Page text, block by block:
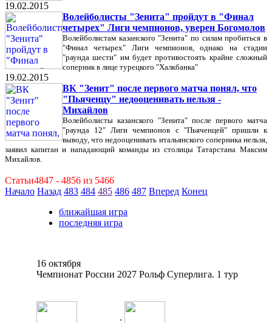
19.02.2015
Волейболисты "Зенита" пройдут в "Финал
четырех" Лиги чемпионов, уверен Богомолов
Волейболистам казанского "Зенита" по силам пробиться в
"Финал четырех" Лиги чемпионов, однако на стадии
"раунда шести" им будет противостоять крайне сложный
соперник в лице турецкого "Халкбанка"
19.02.2015
ВК "Зенит" после первого матча понял, что
"Пьяченцу" недооценивать нельзя -
Михайлов
Волейболисты казанского "Зенита" после первого матча
"раунда 12" Лиги чемпионов с "Пьяченцей" пришли к
выводу, что недооценивать итальянского соперника нельзя,
заявил капитан и нападающий команды из столицы Татарстана Максим
Михайлов.
Статьи4847 - 4856 из 5466
Начало Назад 483 484 485 486 487 Вперед Конец
ближайшая игра
последняя игра
16 октября
Чемпионат России 2027 Рольф Суперлига. 1 тур
: